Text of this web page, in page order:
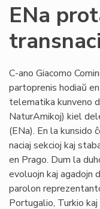
ENa
C-ano Giacomo
partoprenis hodiaŭ en
telematika kunveno
NaturAmikoj) kiel
(ENa). En la kunsido
naciaj sekcioj kaj
en Prago. Dum la
evoluojn kaj agadojn
parolon
Portugalio, Turkio kaj